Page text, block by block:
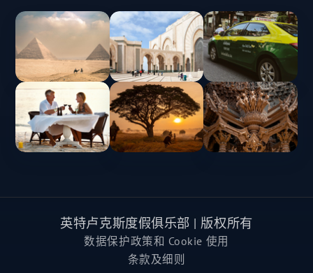
英特卢克斯度假俱乐部 | 版权所有
数据保护政策和 Cookie 使用
条款及细则